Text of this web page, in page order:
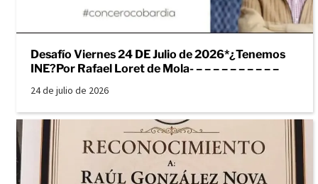
Desafío Viernes 24 DE Julio de 2026*¿Tenemos
INE?Por Rafael Loret de Mola- – – – – – – – – – –
24 de julio de 2026